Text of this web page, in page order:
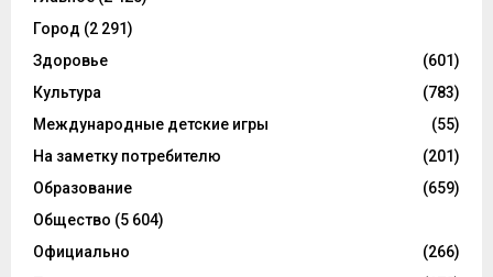
Город (2 291)
Здоровье
(601)
Культура
(783)
Международные детские игры
(55)
На заметку потребителю
(201)
Образование
(659)
Общество (5 604)
Официально
(266)